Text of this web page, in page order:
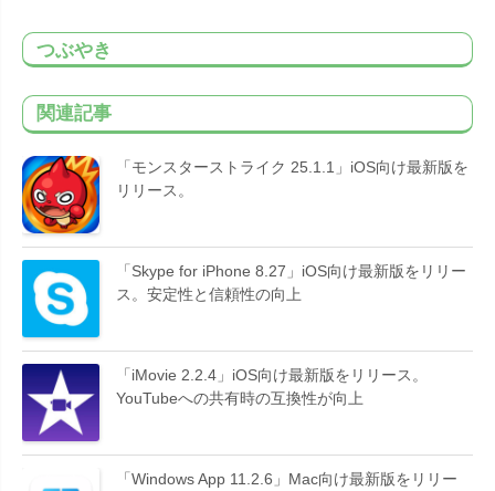
つぶやき
関連記事
「モンスターストライク 25.1.1」iOS向け最新版を
リリース。
「Skype for iPhone 8.27」iOS向け最新版をリリー
ス。安定性と信頼性の向上
「iMovie 2.2.4」iOS向け最新版をリリース。
YouTubeへの共有時の互換性が向上
「Windows App 11.2.6」Mac向け最新版をリリー